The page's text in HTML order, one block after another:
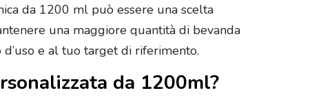
da 1200 ml può essere una scelta
una maggiore quantità di bevanda
e al tuo target di riferimento.
da 1200ml?